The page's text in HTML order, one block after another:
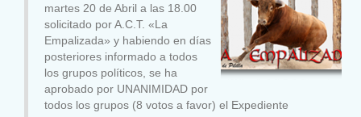
martes 20 de Abril a las 18.00
solicitado por A.C.T. «La
Empalizada» y habiendo en días
posteriores informado a todos
los grupos políticos, se ha
aprobado por UNANIMIDAD por
todos los grupos (8 votos a favor) el Expediente